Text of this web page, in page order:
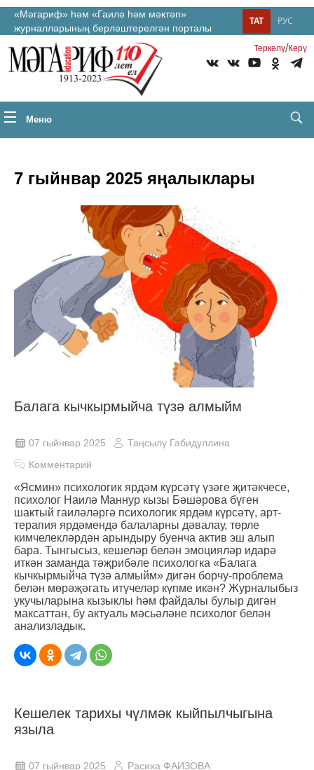
«Мәгариф» һәм «Гаилә һәм мәктәп»
журналларының берләштерелгән порталы
РУС
ТАТ
Теркəлү/Керү
Меню
7 гыйнвар 2025 яңалыклары
Балага кычкырмыйча түзә алмыйм
07 гыйнвар 2025
Таңсылу Габидуллина
Комментарий
«Ясмин» психологик ярдәм күрсәтү үзәге җитәкчесе,
психолог Наилә Маннур кызы Бәшәрова бүген
шактый гаиләләргә психологик ярдәм күрсәтү, арт-
терапия ярдәмендә балаларны дәвалау, төрле
кимчелекләрдән арындыру буенча актив эш алып
бара. Тынгысыз, кешеләр белән эмоцияләр идарә
иткән заманда тәҗрибәле психологка «Балага
кычкырмыйча түзә алмыйм» дигән борчу-проблема
белән мөрәҗәгать итүчеләр күпме икән? Журналыбыз
укучыларына кызыклы һәм файдалы булыр дигән
максаттан, бу актуаль мәсьәләне психолог белән
анализладык.
Кешелек тарихы чүлмәк кыйпылчыгына
языла
07 гыйнвар 2025
Расиха ФАИЗОВА